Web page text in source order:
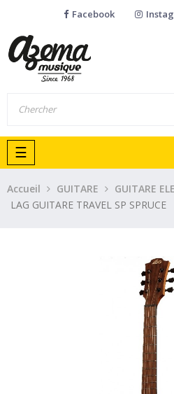
Facebook
Basculer
la
navigation
☰
Accueil GUITARE
GUITARE
LAG GUITARE TRAVEL SP SPRUCE